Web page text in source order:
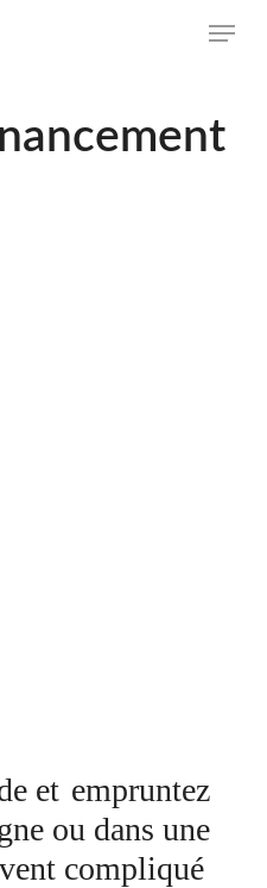
Menu
et empruntez
ou dans une
compliqué